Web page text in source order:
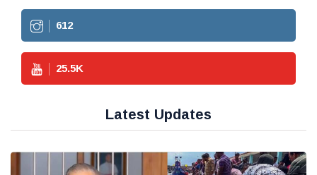
612
25.5K
Latest Updates